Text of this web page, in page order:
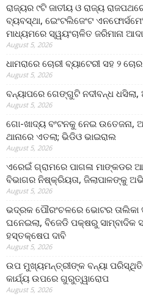
ରାଜ୍ୟର ୯ଟି ଜାତୀୟ ଓ ରାଜ୍ୟ
ବ୍ୟବସ୍ଥା, ଇେଂଟଲିଜେଂଟ
ମାଧ୍ୟମରେ ସ୍ୱୟଂଚାଳିତ ଜରିମାନା
August 5, 2026
ଧାମରାରେ ଚୋରୀ ବ୍ୟାଟେରୀ ସହ ୨
August 5, 2026
ବନ୍ୟାପରେ ଗେଙ୍ଗୁଟି ନଦୀବନ୍ଧ
August 5, 2026
ଗୋ-ଖାଦ୍ୟ ବଂଟନକୁ ନେଇ
ଥାନାରେ ଏତଲା; ଭିଡିଓ ଭାଇରାଲ
August 5, 2026
ଏରେଇଁ ଗ୍ରାମରେ ପାଗଳା
ବିଭାଗର ନିଷ୍କ୍ରିୟତା, ଜିଲାପାଳଙ୍କୁ
August 5, 2026
ଭଦ୍ରକ ପୌରଂଚଳରେ ଭୋଟର ତାଲିକା
ଘନେଇଲା, ବିଜେଡି ପକ୍ଷରୁ ସାମ୍ବାଦିକ
ହସ୍ତକ୍ଷେପ ଦାବି
August 5, 2026
ଉପ ମୁଖ୍ୟମନ୍ତ୍ରୀଙ୍କ ବନ୍ୟା
କାର୍ଯ୍ୟ ଉପରେ ଗୁରୁତ୍ୱାରୋପ
August 5, 2026